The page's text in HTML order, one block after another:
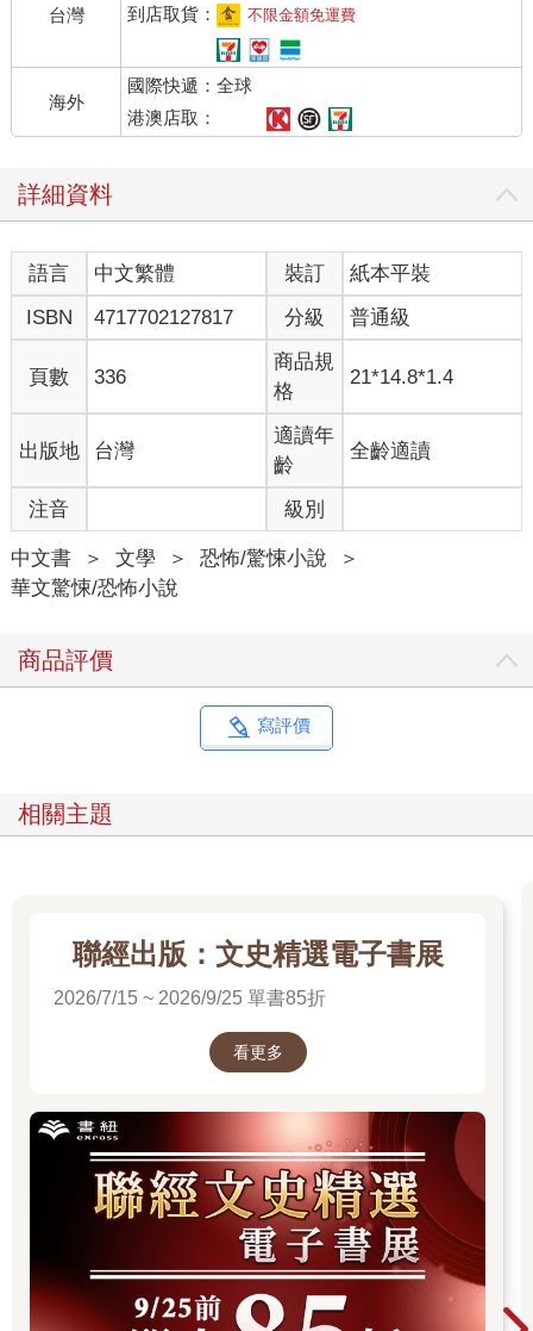
想法，他們整個S區的人們變得懶散，因為如此發生了許多事件，
社會運行幾乎面臨停擺……即使現在解決了，但很多人彷彿被觸
發了「偷懶」的開關，認為懶散過一天也是一天，何必兢兢業業
的過生活？
所以整個社區的運作並沒有辦法恢復從前，一樣有店沒開、或是
開得晚但收得早，許多人不再勤勞，投機躲懶的事件頻出，因此
那是他的錯，他承認。
但他只敢一個人關在房間裡承認，他不敢跟任何人說：他早就拿
到了惡魔之書，還不小心召喚出怠惰的惡魔。
惡魔之書，據說是惡魔故意放在人界流傳的書本，裡面記載了各
種咒法，以滿足人類的慾望，不管你想要什麼願望，照著那本書
可能都能實現──只是以惡魔的方式實現。
之前就發生過許多詭異的事件，都是有人為了滿足願望，使用了
那本書裡的咒法。
「我知道惡魔不死不滅，但我以為事情結束了啊！」杜書綸都快
給地毯跪下了，「我拜託各位惡魔大人了，就放過我吧！我跟珈
珈現在也不好過，因為貝爾菲格大人把之前那個貪汙老師的屍體
挖出來了，我們已經做過好幾次筆錄了！」
他很想跪拜，但深怕一不小心成了惡魔信徒，誰叫跟惡魔扯上的
事好像處處是陷阱！這分寸之間也太難拿捏了。
說時遲那時快，一陣煙竟從地毯下冒了出來，硫磺味跟著竄出，
杜書綸當場愣在原地──這又是在做什麼？
的。
伸出的手無法克制的發抖，如果珈珈在就好……不，珈珈在的
以刀尖揭起地毯一角，木質地板上果然再度泛出了微微橘光，地
樣的岩漿橘，但是──他現在沒有召喚任何惡魔；也沒許……願
啊……
他看著泛著橘光的魔法陣，怠惰事件已經結束了，一切都恢復正
有多版本吧？
「到底是──」杜書綸極度不安的望著那個陣法，可是怎麼有哪邊
便幾筆就奏效了，可是現在地板這個烙印的焦黑魔法陣卻相當複
雜，根本不一樣！
「怎麼可能……我總不可能半夜起來夢遊，在這裡畫新的召喚陣
他煩燥的亂搓頭髮，這絕對不可能，因為召喚陣的位置是重疊
的，而且現在正產出能量，他完全可以感受到！
杜書綸一把將地毯全部移開，起身認真的由上方再端詳了一次。
「怎麼可能……」
他意識的瞬間，一股寒意從背脊涼到了腳底，跟著打了個寒顫！
台灣
到店取貨：
不限金額免運費
海外
國際快遞：全球
港澳店取：
詳細資料
語言 中文繁體 裝訂
紙本平裝
ISBN
4717702127817 分級 普通級
頁數 336
商品規
格
21*14.8*1.4
出版地 台灣
適讀年
齡
全齡適讀
注音 級別
中文書 ＞ 文學 ＞ 恐怖/驚悚小說
＞
華文驚悚/恐怖小說
商品評價
寫評價
相關主題
聯經出版：文史精選電子書展
2026/7/15 ~ 2026/9/25 單書85折
看更多